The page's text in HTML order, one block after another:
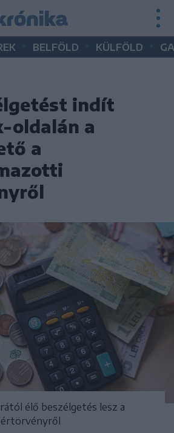
BELFÖLD KÜLFÖLD
indít
oldalán a
a
élő beszélgetés lesz a